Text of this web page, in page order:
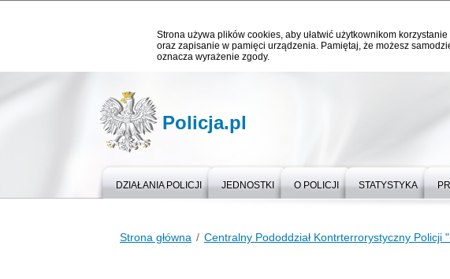
Strona używa plików cookies, aby ułatwić użytkownikom
oraz zapisanie w pamięci urządzenia. Pamiętaj, że możesz
oznacza wyrażenie zgody.
Policja.pl
DZIAŁANIA POLICJI JEDNOSTKI O POLICJI STATYSTYKA
Strona główna Centralny Pododdział Kontrterrorystyczny Policji